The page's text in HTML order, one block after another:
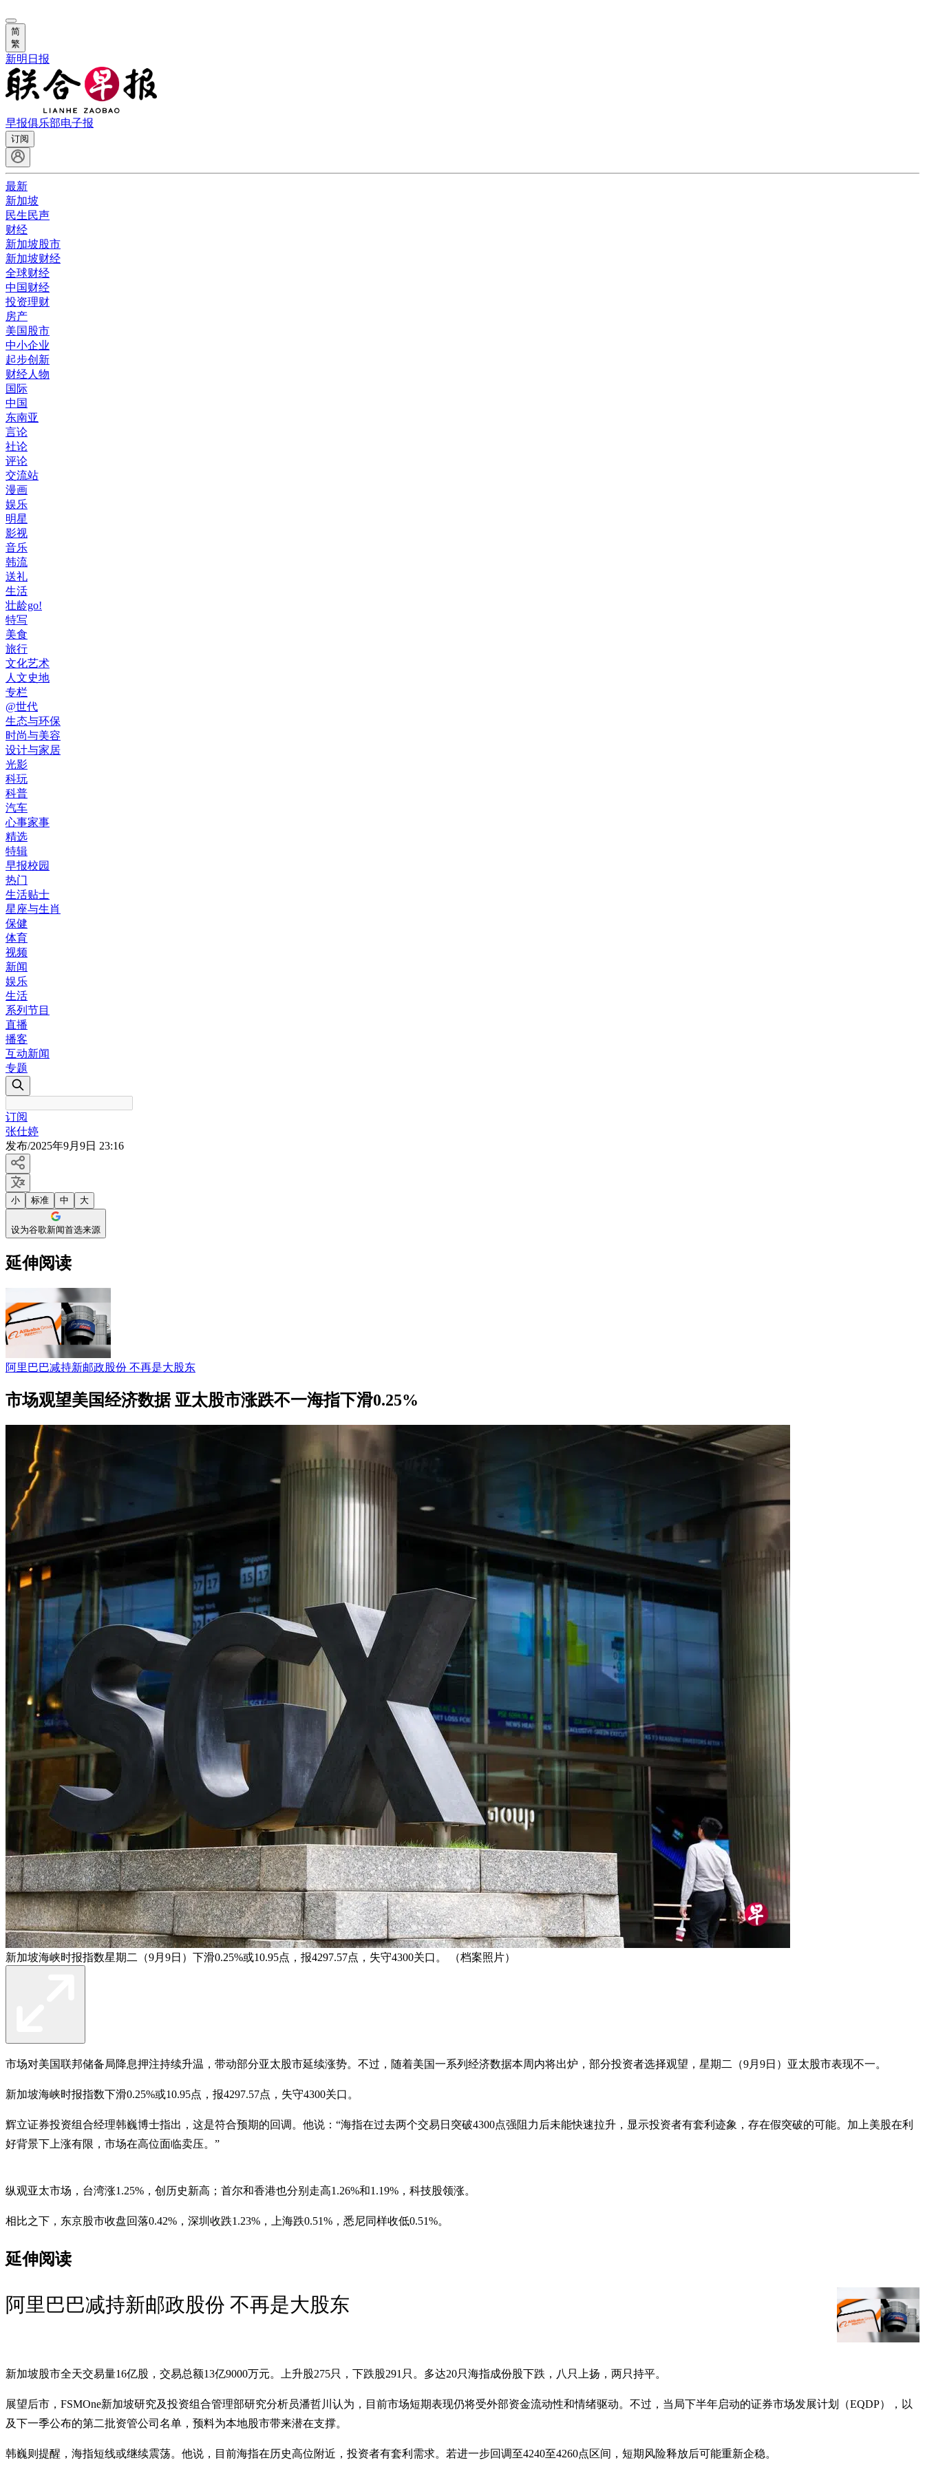
简
繁
新明日报
早报俱乐部电子报
订阅
最新
新加坡
民生民声
财经
新加坡股市
新加坡财经
全球财经
中国财经
投资理财
房产
美国股市
中小企业
起步创新
财经人物
国际
中国
东南亚
言论
社论
评论
交流站
漫画
娱乐
明星
影视
音乐
韩流
送礼
生活
壮龄go!
特写
美食
旅行
文化艺术
人文史地
专栏
@世代
生态与环保
时尚与美容
设计与家居
光影
科玩
科普
汽车
心事家事
精选
特辑
早报校园
热门
生活贴士
星座与生肖
保健
体育
视频
新闻
娱乐
生活
系列节目
直播
播客
互动新闻
专题
订阅
张仕婷
发布/2025年9月9日 23:16
小 标准 中 大
设为谷歌新闻首选来源
延伸阅读
阿里巴巴减持新邮政股份 不再是大股东
市场观望美国经济数据 亚太股市涨跌不一海指下滑0.25%
新加坡海峡时报指数星期二（9月9日）下滑0.25%或10.95点，报4297.57点，失守4300关口。 （档案照片）
市场对美国联邦储备局降息押注持续升温，带动部分亚太股市延续涨势。不过，随着美国一系列经济数据本周内将出炉，部分投资者选择观望，星期二（9月9日）亚太股市表现不一。
新加坡海峡时报指数下滑0.25%或10.95点，报4297.57点，失守4300关口。
辉立证券投资组合经理韩巍博士指出，这是符合预期的回调。他说：“海指在过去两个交易日突破4300点强阻力后未能快速拉升，显示投资者有套利迹象，存在假突破的可能。加上美股在利
好背景下上涨有限，市场在高位面临卖压。”
纵观亚太市场，台湾涨1.25%，创历史新高；首尔和香港也分别走高1.26%和1.19%，科技股领涨。
相比之下，东京股市收盘回落0.42%，深圳收跌1.23%，上海跌0.51%，悉尼同样收低0.51%。
延伸阅读
阿里巴巴减持新邮政股份 不再是大股东
新加坡股市全天交易量16亿股，交易总额13亿9000万元。上升股275只，下跌股291只。多达20只海指成份股下跌，八只上扬，两只持平。
展望后市，FSMOne新加坡研究及投资组合管理部研究分析员潘哲川认为，目前市场短期表现仍将受外部资金流动性和情绪驱动。不过，当局下半年启动的证券市场发展计划（EQDP），以
及下一季公布的第二批资管公司名单，预料为本地股市带来潜在支撑。
韩巍则提醒，海指短线或继续震荡。他说，目前海指在历史高位附近，投资者有套利需求。若进一步回调至4240至4260点区间，短期风险释放后可能重新企稳。